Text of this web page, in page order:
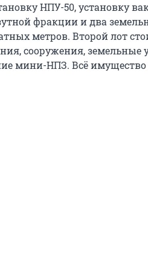
НПУ-50, установку
фракции и два
метров. Второй лот
сооружения, земельные
мини-НПЗ. Всё